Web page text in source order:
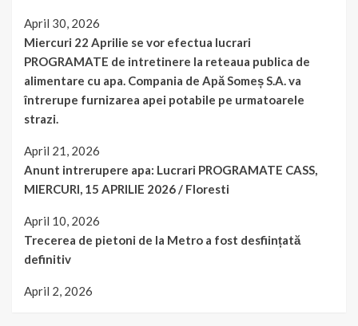
April 30, 2026
Miercuri 22 Aprilie se vor efectua lucrari
PROGRAMATE de intretinere la reteaua publica de
alimentare cu apa. Compania de Apă Someș S.A. va
întrerupe furnizarea apei potabile pe urmatoarele
strazi.
April 21, 2026
Anunt intrerupere apa: Lucrari PROGRAMATE CASS,
MIERCURI, 15 APRILIE 2026 / Floresti
April 10, 2026
Trecerea de pietoni de la Metro a fost desființată
definitiv
April 2, 2026